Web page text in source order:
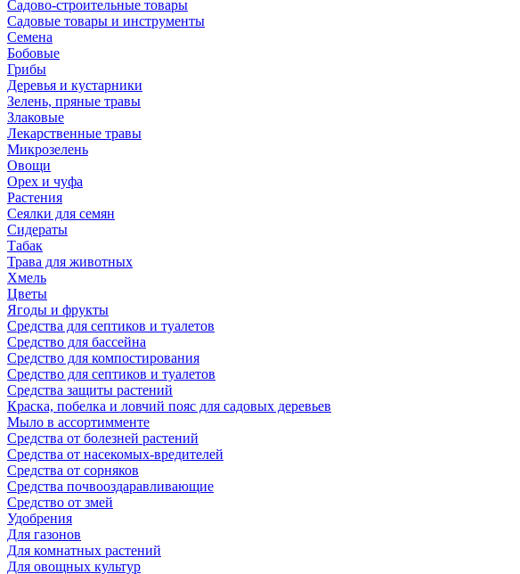
Садово-строительные товары
Садовые товары и инструменты
Семена
Бобовые
Грибы
Деревья и кустарники
Зелень, пряные травы
Злаковые
Лекарственные травы
Микрозелень
Овощи
Орех и чуфа
Растения
Сеялки для семян
Сидераты
Табак
Трава для животных
Хмель
Цветы
Ягоды и фрукты
Средства для септиков и туалетов
Средство для бассейна
Средство для компостирования
Средство для септиков и туалетов
Средства защиты растений
Краска, побелка и ловчий пояс для садовых деревьев
Мыло в ассортимменте
Средства от болезней растений
Средства от насекомых-вредителей
Средства от сорняков
Средства почвооздаравливающие
Средство от змей
Удобрения
Для газонов
Для комнатных растений
Для овощных культур